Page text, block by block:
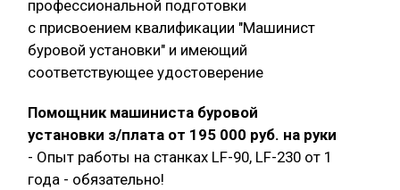
профессиональной подготовки
с присвоением квалификации "Машинист
буровой установки" и имеющий
соответствующее удостоверение
Помощник машиниста буровой
установки з/плата от 195 000 руб. на руки
- Опыт работы на станках LF-90, LF-230 от 1
года - обязательно!